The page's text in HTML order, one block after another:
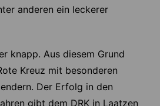
anderen ein leckerer
knapp. Aus diesem Grund
Kreuz mit besonderen
Der Erfolg in den
gibt dem DRK in Laatzen